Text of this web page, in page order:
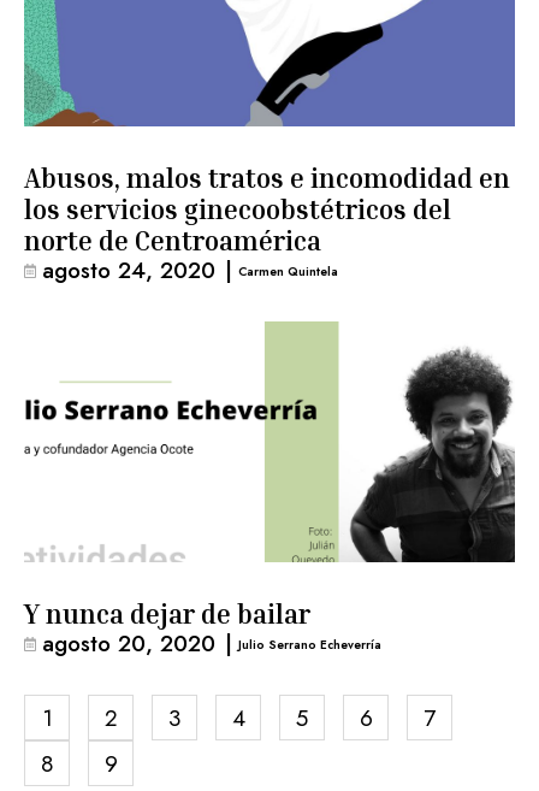
Abusos, malos tratos e incomodidad en
los servicios ginecoobstétricos del
norte de Centroamérica
agosto 24, 2020 | Carmen Quintela
Y nunca dejar de bailar
agosto 20, 2020 | Julio Serrano Echeverría
1 2 3 4 5 6
7
8
9